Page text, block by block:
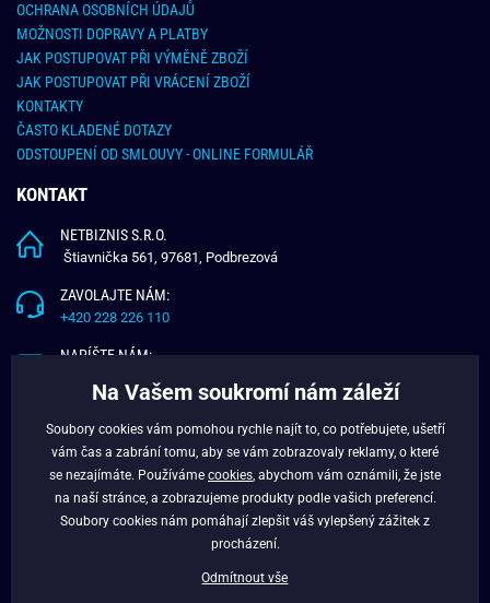
OCHRANA OSOBNÍCH ÚDAJŮ
MOŽNOSTI DOPRAVY A PLATBY
JAK POSTUPOVAT PŘI VÝMĚNĚ ZBOŽÍ
JAK POSTUPOVAT PŘI VRÁCENÍ ZBOŽÍ
KONTAKTY
ČASTO KLADENÉ DOTAZY
ODSTOUPENÍ OD SMLOUVY - ONLINE FORMULÁŘ
KONTAKT
NETBIZNIS S.R.O.
Štiavnička 561, 97681, Podbrezová
ZAVOLAJTE NÁM:
+420 228 226 110
NAPÍŠTE NÁM:
O NÁS
VĚRNOSTNÍ PROGRAM
Na Vašem soukromí nám záleží
Soubory cookies vám pomohou rychle najít to, co potřebujete, ušetří
vám čas a zabrání tomu, aby se vám zobrazovaly reklamy, o které
se nezajímáte. Používáme cookies , abychom vám oznámili, že jste
na naší stránce, a zobrazujeme produkty podle vašich preferencí.
Soubory cookies nám pomáhají zlepšit váš vylepšený zážitek z
procházení.
Odmítnout vše